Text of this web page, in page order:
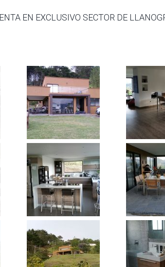
EN EXCLUSIVO SECTOR DE